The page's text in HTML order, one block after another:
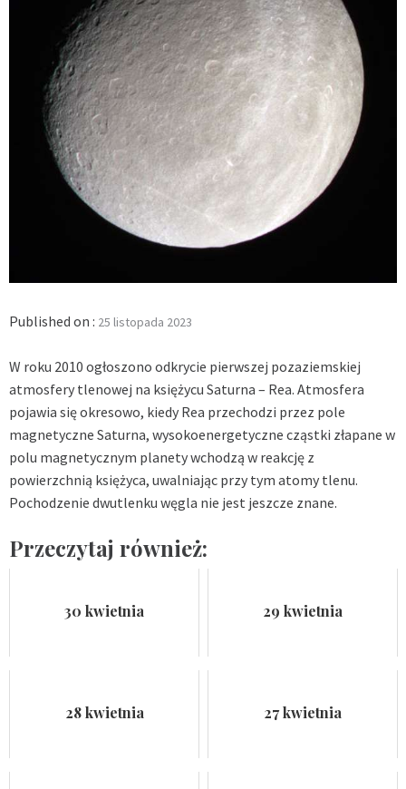
Published on : 25 listopada 2023
W roku 2010 ogłoszono odkrycie pierwszej pozaziemskiej
atmosfery tlenowej na księżycu Saturna – Rea. Atmosfera
pojawia się okresowo, kiedy Rea przechodzi przez pole
magnetyczne Saturna, wysokoenergetyczne cząstki złapane w
polu magnetycznym planety wchodzą w reakcję z
powierzchnią księżyca, uwalniając przy tym atomy tlenu.
Pochodzenie dwutlenku węgla nie jest jeszcze znane.
Przeczytaj również:
30 kwietnia 29 kwietnia
28 kwietnia 27 kwietnia